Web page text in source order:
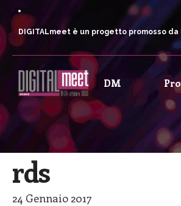
DIGITALmeet è un progetto promosso da
DM
rds
24 Gennaio 2017